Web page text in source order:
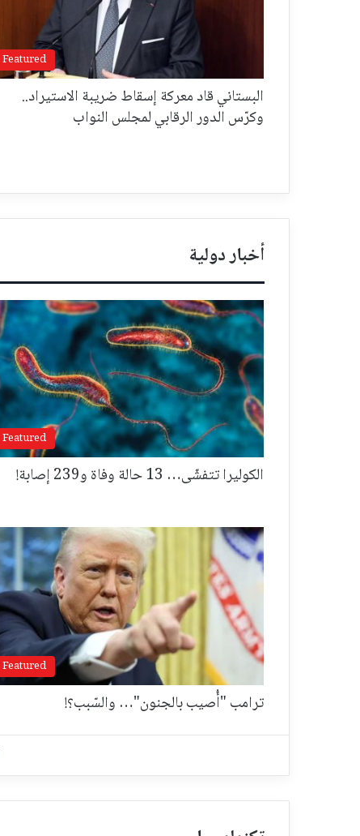
Featured
البستاني قاد معركة إسقاط ضريبة الاستيراد..
وكرّس الدور الرقابي لمجلس النواب
أخبار دولية
Featured
الكوليرا تتفشّى… 13 حالة وفاة و239 إصابة!
Featured
ترامب "أُصيب بالجنون"… والسّبب؟!